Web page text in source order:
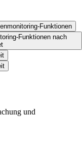
Funktionen
Funktionen nach
und